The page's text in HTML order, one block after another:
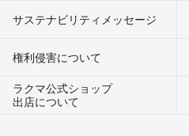
サステナビリティメッセージ
権利侵害について
ラクマ公式ショップ
出店について